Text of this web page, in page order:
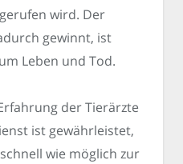
wird. Der
gewinnt, ist
Leben und Tod.
der Tierärzte
ist gewährleistet,
wie möglich zur